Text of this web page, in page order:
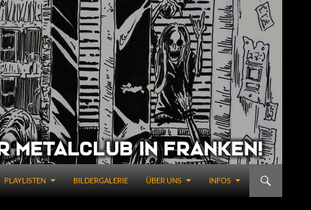
PLAYLISTEN BILDERGALERIE ÜBER UNS INFOS